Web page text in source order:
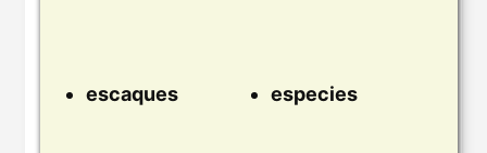
escaques especies